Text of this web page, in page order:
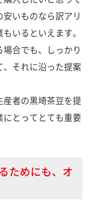
いものなら訳アリ
いるといえます。
合でも、しっかり
それに沿った提案
者の黒埼茶豆を提
とってとても重要
ためにも、オ